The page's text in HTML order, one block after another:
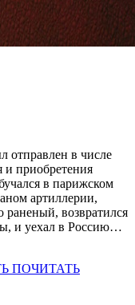
отправлен в числе
и приобретения
в парижском
артиллерии,
раненый, возвратился
и уехал в Россию…
ПОЧИТАТЬ